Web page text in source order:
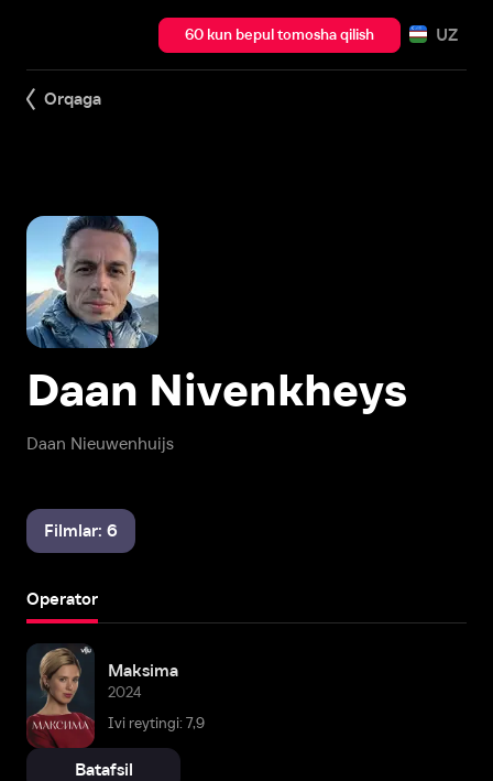
60 kun bepul tomosha qilish UZ
Orqaga
Daan Nieuwenhuijs
Daan Nivenkheys
Filmlar: 6
Operator
Maksima
2024
Ivi reytingi: 7,9
Batafsil